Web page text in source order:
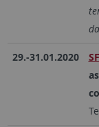
29.-31.01.2020